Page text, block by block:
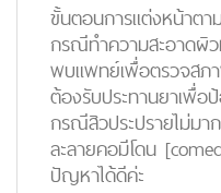
ขั้นตอนการแต่งหน้าตา
กรณีทำความสะอาดผิ
พบแพทย์เพื่อตรวจส
ต้องรับประทานยาเพื่
กรณีสิวประปรายไม่ม
ละลายคอมีโดน
ปัญหาได้ดีค่ะ